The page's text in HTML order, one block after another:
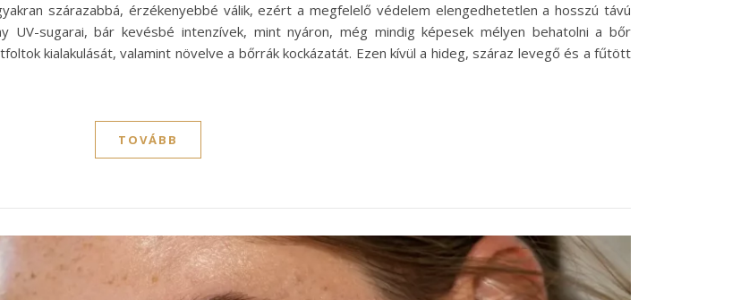
szárazabbá, érzékenyebbé válik, ezért a megfelelő védelem elengedhetetlen a hosszú távú
UV-sugarai, bár kevésbé intenzívek, mint nyáron, még mindig képesek mélyen behatolni a bőr
kialakulását, valamint növelve a bőrrák kockázatát. Ezen kívül a hideg, száraz levegő és a fűtött
TOVÁBB